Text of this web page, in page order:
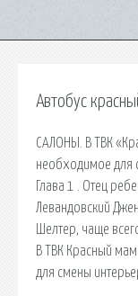
Автобус
САЛОНЫ. В ТВК
необходимое для
Глава 1 . Отец
Левандовский
Шелтер, чаще
В ТВК Красный
для смены